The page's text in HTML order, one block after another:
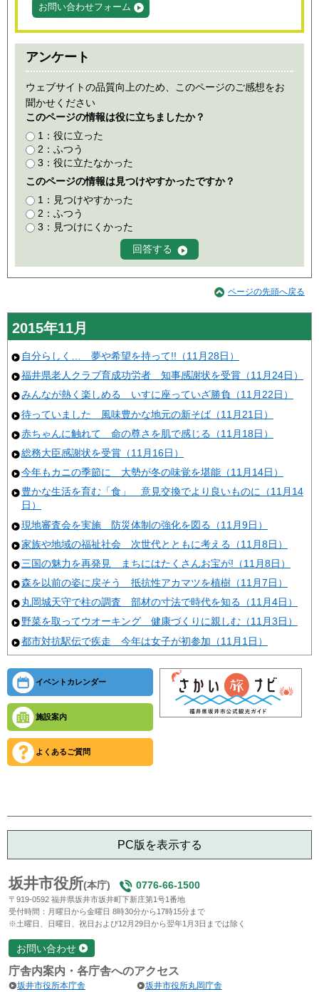
お問い合わせフォーム
アンケート
ウェブサイトの品質向上のため、このページのご感想をお
聞かせください
このページの情報は役に立ちましたか？
1：役に立った
2：ふつう
3：役に立たなかった
このページの情報は見つけやすかったですか？
1：見つけやすかった
2：ふつう
3：見つけにくかった
ページの先頭へ戻る
2015年11月
自分らしく… 夢や希望を持って!!（11月28日）
福井県老人クラブ育成功労者 知事感謝状を受賞（11月24日）
みんなが熱く楽しめる いすに座っていざ勝負（11月22日）
待っていました 風味豊かな地元の新そば（11月21日）
赤ちゃんに触れて 命の尊さを肌で感じる（11月18日）
総務大臣感謝状を受賞（11月16日）
今年もカニの季節に 大勢が冬の味覚を堪能（11月14日）
豊かな生活を育む「食」 意見交換でより良いものに（11月14
日）
現地審査会を実施 防災体制の強化を図る（11月9日）
家族や地域の福祉社会 次世代とともに考える（11月8日）
三国の魅力を再発見 まちにはたくさんお宝が!（11月8日）
森を以前の姿に戻そう 抵抗性アカマツを植樹（11月7日）
丸岡城天守で柱の調査 部材の寸法で時代を知る（11月4日）
野菜を取ってウオーキング 健康づくりに親しむ（11月3日）
都市対抗駅伝で疾走 今年は女子が初参加（11月1日）
イベントカレンダー
施設案内
よくあるご質問
PC版を表示する
坂井市役所(本庁) 0776-66-1500
〒919-0592 福井県坂井市坂井町下新庄第1号1番地
受付時間：月曜日から金曜日 8時30分から17時15分まで
※土曜日、日曜日、祝日および12月29日から翌年1月3日までは除く
お問い合わせ
庁舎内案内・各庁舎へのアクセス
坂井市役所本庁舎 坂井市役所丸岡庁舎